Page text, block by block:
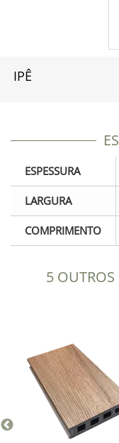
IPÊ
ESPESSURA
LARGURA
COMPRIMENTO
5